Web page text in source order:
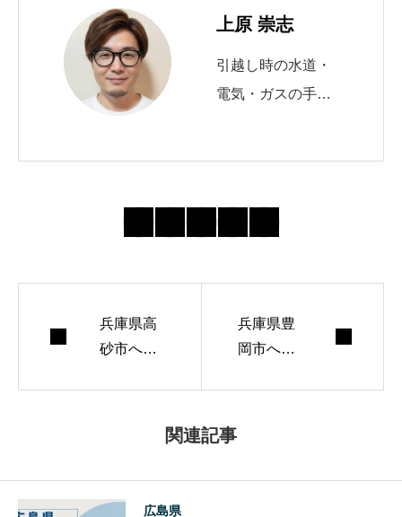
上原 崇志
引越し時の水道・
電気・ガスの手続
の最新動向を追
い、初めてでも迷
す。 週末はランニ
ングとコーヒー焙
兵庫県高
砂市へ引
兵庫県豊
岡市へ引
関連記事
広島県